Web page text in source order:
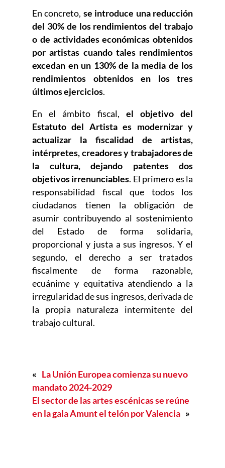
En concreto, se introduce una reducción
del 30% de los rendimientos del trabajo
o de actividades económicas obtenidos
por artistas cuando tales rendimientos
excedan en un 130% de la media de los
rendimientos obtenidos en los tres
últimos ejercicios.
En el ámbito fiscal, el objetivo del
Estatuto del Artista es modernizar y
actualizar la fiscalidad de artistas,
intérpretes, creadores y trabajadores de
la cultura, dejando patentes dos
objetivos irrenunciables. El primero es la
responsabilidad fiscal que todos los
ciudadanos tienen la obligación de
asumir contribuyendo al sostenimiento
del Estado de forma solidaria,
proporcional y justa a sus ingresos. Y el
segundo, el derecho a ser tratados
fiscalmente de forma razonable,
ecuánime y equitativa atendiendo a la
irregularidad de sus ingresos, derivada de
la propia naturaleza intermitente del
trabajo cultural.
« La Unión Europea comienza su nuevo
mandato 2024-2029
El sector de las artes escénicas se reúne
en la gala Amunt el telón por Valencia »